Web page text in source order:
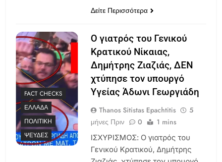
Δείτε Περισσότερα
FACT CHECKS
ΕΛΛΆΔΑ
ΠΟΛΙΤΙΚΉ
ΨΕΥΔΈΣ
Ο γιατρός του Γενικού
Κρατικού Νίκαιας,
Δημήτρης Ζιαζιάς, ΔΕΝ
χτύπησε τον υπουργό
Υγείας Άδωνι Γεωργιάδη
Thanos Sitistas Epachtitis
5
μήνες Πριν
0 1 mins
ΙΣΧΥΡΙΣΜΟΣ: Ο γιατρός του
Γενικού Κρατικού, Δημήτρης